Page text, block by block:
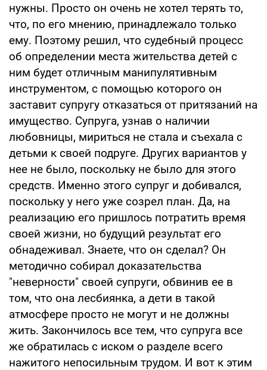
нужны. Просто он очень не хотел терять то,
что, по его мнению, принадлежало только
ему. Поэтому решил, что судебный процесс
об определении места жительства детей с
ним будет отличным манипулятивным
инструментом, с помощью которого он
заставит супругу отказаться от притязаний на
имущество. Супруга, узнав о наличии
любовницы, мириться не стала и съехала с
детьми к своей подруге. Других вариантов у
нее не было, поскольку не было для этого
средств. Именно этого супруг и добивался,
поскольку у него уже созрел план. Да, на
реализацию его пришлось потратить время
своей жизни, но будущий результат его
обнадеживал. Знаете, что он сделал? Он
методично собирал доказательства
"неверности" своей супруги, обвинив ее в
том, что она лесбиянка, а дети в такой
атмосфере просто не могут и не должны
жить. Закончилось все тем, что супруга все
же обратилась с иском о разделе всего
нажитого непосильным трудом. И вот к этим